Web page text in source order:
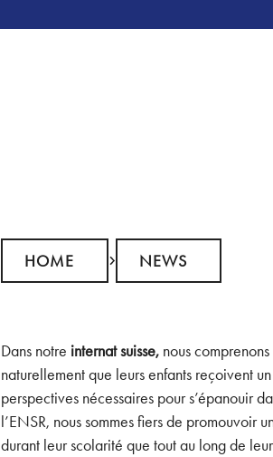
HOME NEWS
Dans notre internat suisse, nous
naturellement que leurs enfants reçoivent
perspectives nécessaires pour s’épanouir
l’ENSR, nous sommes fiers de promouvoir
durant leur scolarité que tout au long de